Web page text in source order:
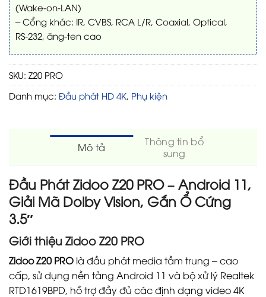
(Wake‑on‑LAN)
– Cổng khác: IR, CVBS, RCA L/R, Coaxial, Optical,
RS‑232, ăng-ten cao
SKU: Z20 PRO
Danh mục: Đầu phát HD 4K Phụ kiện
Mô tả
Thông tin bổ
sung
Đầu Phát Zidoo Z20 PRO – Android 11,
Giải Mã Dolby Vision, Gắn Ổ Cứng
3.5″
Giới thiệu Zidoo Z20 PRO
Zidoo Z20 PRO là đầu phát media tầm trung – cao
cấp, sử dụng nền tảng Android 11 và bộ xử lý Realtek
RTD1619BPD, hỗ trợ đầy đủ các định dạng video 4K